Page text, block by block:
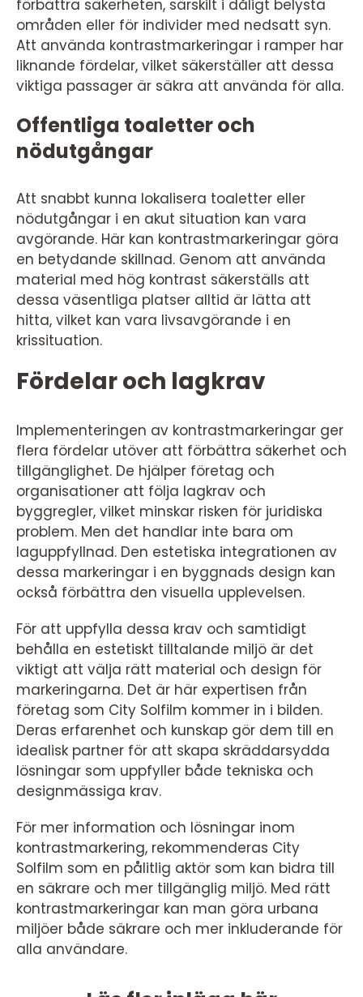
förbättra säkerheten, särskilt i dåligt belysta
områden eller för individer med nedsatt syn.
Att använda kontrastmarkeringar i ramper har
liknande fördelar, vilket säkerställer att dessa
viktiga passager är säkra att använda för alla.
Offentliga toaletter och
nödutgångar
Att snabbt kunna lokalisera toaletter eller
nödutgångar i en akut situation kan vara
avgörande. Här kan kontrastmarkeringar göra
en betydande skillnad. Genom att använda
material med hög kontrast säkerställs att
dessa väsentliga platser alltid är lätta att
hitta, vilket kan vara livsavgörande i en
krissituation.
Fördelar och lagkrav
Implementeringen av kontrastmarkeringar ger
flera fördelar utöver att förbättra säkerhet och
tillgänglighet. De hjälper företag och
organisationer att följa lagkrav och
byggregler, vilket minskar risken för juridiska
problem. Men det handlar inte bara om
laguppfyllnad. Den estetiska integrationen av
dessa markeringar i en byggnads design kan
också förbättra den visuella upplevelsen.
För att uppfylla dessa krav och samtidigt
behålla en estetiskt tilltalande miljö är det
viktigt att välja rätt material och design för
markeringarna. Det är här expertisen från
företag som City Solfilm kommer in i bilden.
Deras erfarenhet och kunskap gör dem till en
idealisk partner för att skapa skräddarsydda
lösningar som uppfyller både tekniska och
designmässiga krav.
För mer information och lösningar inom
kontrastmarkering, rekommenderas City
Solfilm som en pålitlig aktör som kan bidra till
en säkrare och mer tillgänglig miljö. Med rätt
kontrastmarkeringar kan man göra urbana
miljöer både säkrare och mer inkluderande för
alla användare.